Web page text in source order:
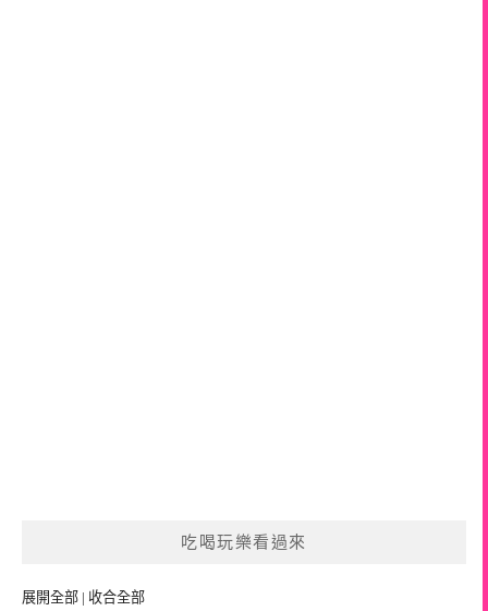
吃喝玩樂看過來
展開全部 | 收合全部